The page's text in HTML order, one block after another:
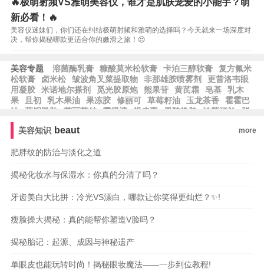
🔥极萌射频VS雅萌美容仪，谁才是肌肤宠爱的小能手？萌
新必看！🔥
美容仪迷妹们，你们还在纠结极萌射频和雅萌的选择吗？今天就来一场深度对
决，帮你揭秘哪款更适合你的嫩滑之旅！😍
美容专题 溶菌酶乳膏 糠酸莫米松软膏 卡泊三醇软膏
复方氟米
松软膏
卤米松 皱波角叉菜提取物 非那雄胺喷雾剂
更昔洛韦眼
用凝胶
米诺地尔搽剂 觅光胶原炮 熊果苷 黄芪霜 皂基
乳木
果
且初 乳木果油 果冻胶 修丽可 草莓籽油 玉龙茶香
霍霍巴
油
蓝铜胜肽 芙丽芳丝 露得清 根皮素 果酸换肤 泊紫汀兰
脱
羧肌肽
氏
雅漾 whoo后
MAC魅
美容知识 beaut more
肥胖纹的防治与淡化之道
揭秘化妆水与保湿水：你真的分清了吗？
牙齿美白大比拼：冷光VS漂白，哪款让你笑得更灿烂？✨!
瘦脸操大揭秘：真的能帮你塑造V脸吗？
揭秘胎记：起源、成因与神秘遗产
单眼皮也能玩转时尚！揭秘眼妆魔法——一步到位教程!